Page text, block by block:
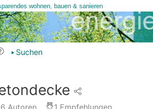
Suchen
Autoren 1 Empfehlungen